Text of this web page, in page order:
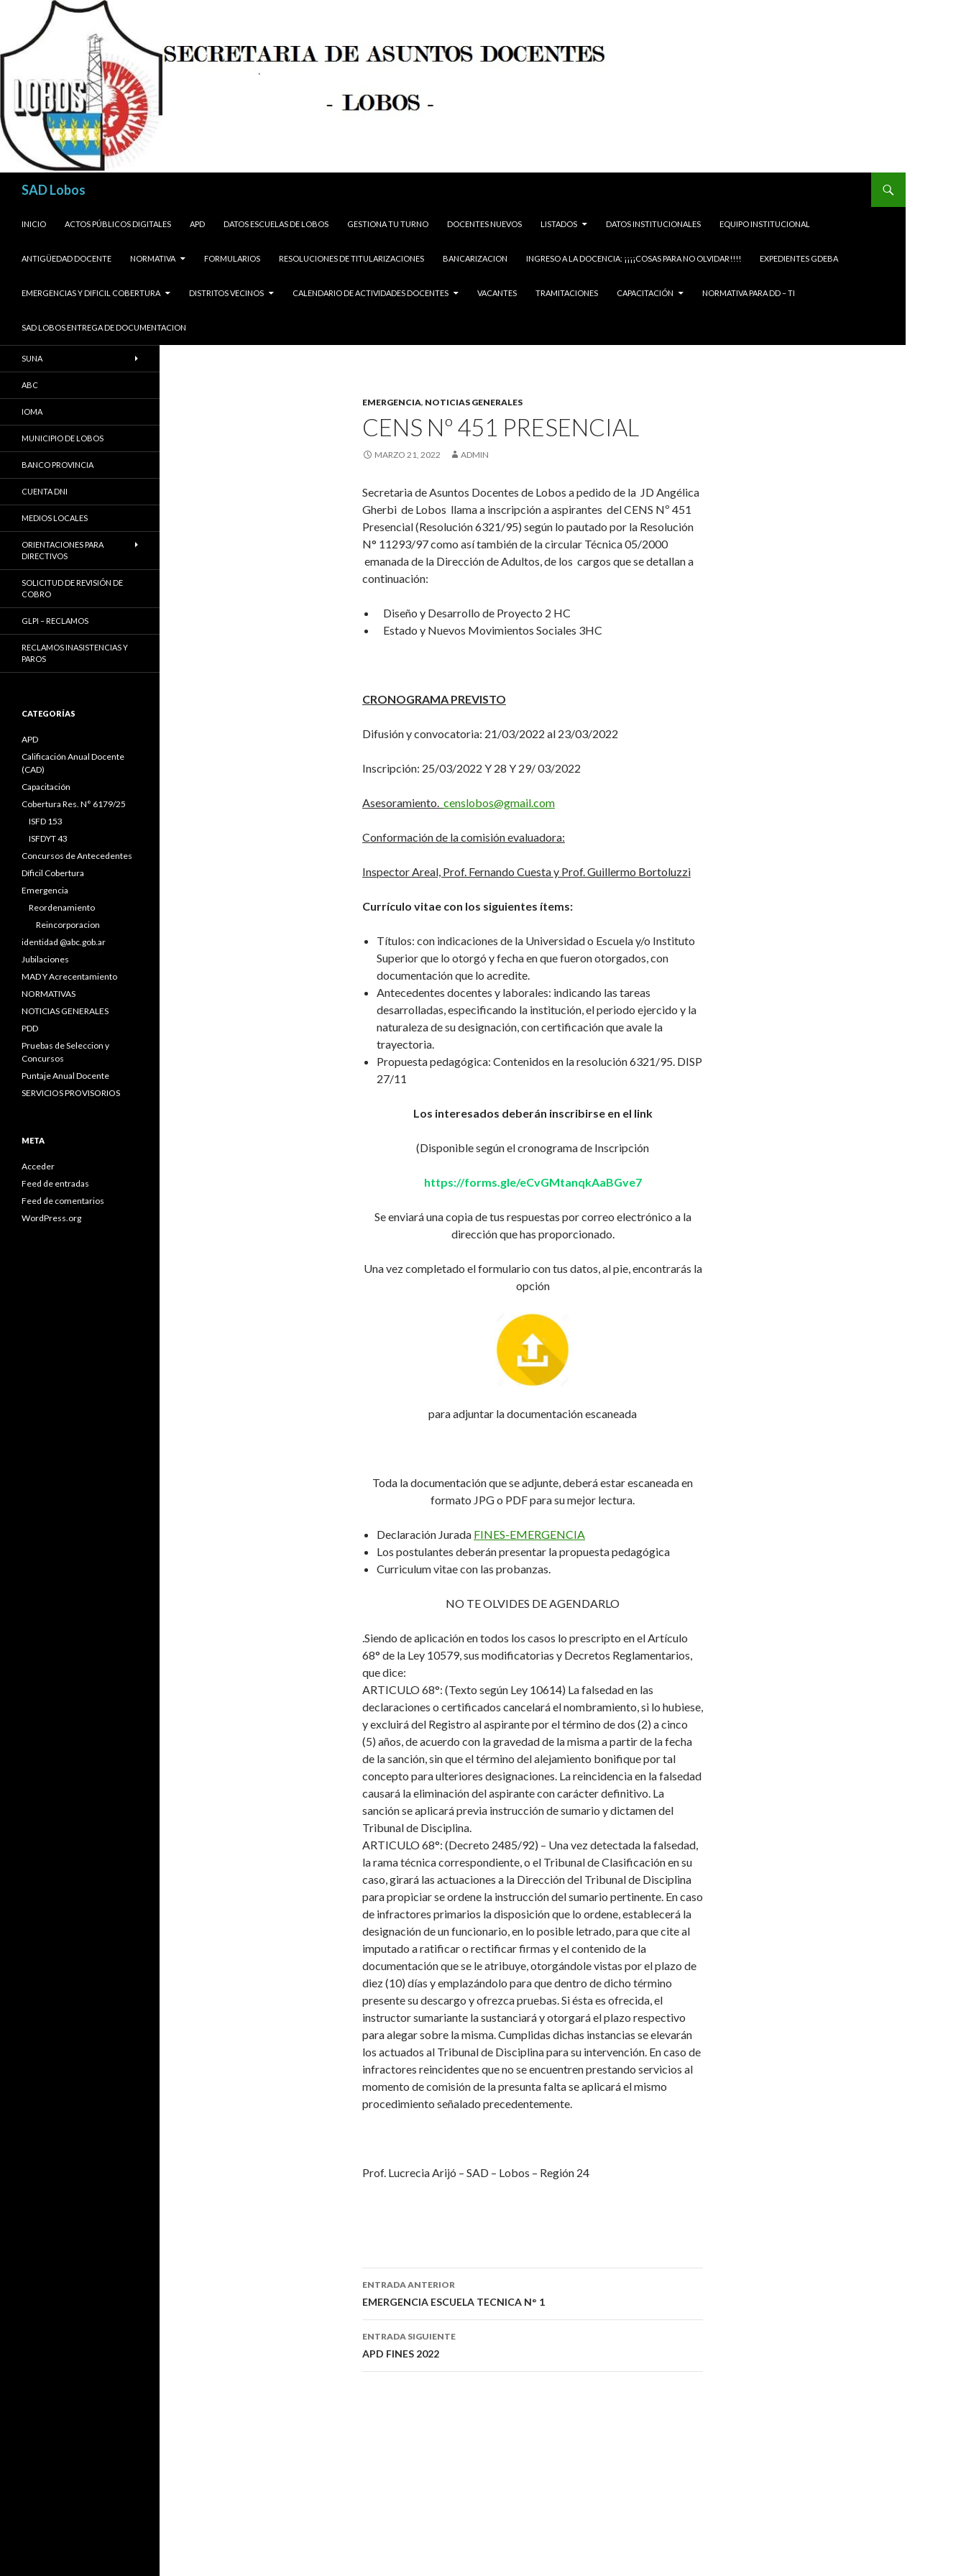
SAD Lobos
INICIO
ACTOS PÚBLICOS DIGITALES APD DATOS ESCUELAS DE LOBOS GESTIONA TU TURNO DOCENTES NUEVOS LISTADOS DATOS INSTITUCIONALES EQUIPO INSTITUCIONAL
ANTIGÜEDAD DOCENTE NORMATIVA FORMULARIOS RESOLUCIONES DE TITULARIZACIONES BANCARIZACION INGRESO A LA DOCENCIA: ¡¡¡¡COSAS PARA NO OLVIDAR!!!! EXPEDIENTES GDEBA
EMERGENCIAS Y DIFICIL COBERTURA DISTRITOS VECINOS CALENDARIO DE ACTIVIDADES DOCENTES VACANTES TRAMITACIONES CAPACITACIÓN NORMATIVA PARA DD – TI
SAD LOBOS ENTREGA DE DOCUMENTACION
EMERGENCIA, NOTICIAS GENERALES
CENS Nº 451 PRESENCIAL
MARZO 21, 2022 ADMIN
Secretaria de Asuntos Docentes de Lobos a pedido de la JD Angélica
Gherbi de Lobos llama a inscripción a aspirantes del CENS Nº 451
Presencial (Resolución 6321/95) según lo pautado por la Resolución
N° 11293/97 como así también de la circular Técnica 05/2000
emanada de la Dirección de Adultos, de los cargos que se detallan a
continuación:
Diseño y Desarrollo de Proyecto 2 HC
Estado y Nuevos Movimientos Sociales 3HC
CRONOGRAMA PREVISTO
Difusión y convocatoria: 21/03/2022 al 23/03/2022
Inscripción: 25/03/2022 Y 28 Y 29/ 03/2022
Asesoramiento. censlobos@gmail.com
Conformación de la comisión evaluadora:
Inspector Areal, Prof. Fernando Cuesta y Prof. Guillermo Bortoluzzi
Currículo vitae con los siguientes ítems:
Títulos: con indicaciones de la Universidad o Escuela y/o Instituto
Superior que lo otorgó y fecha en que fueron otorgados, con
documentación que lo acredite.
Antecedentes docentes y laborales: indicando las tareas
desarrolladas, especificando la institución, el periodo ejercido y la
naturaleza de su designación, con certificación que avale la
trayectoria.
Propuesta pedagógica: Contenidos en la resolución 6321/95. DISP
27/11
Los interesados deberán inscribirse en el link
(Disponible según el cronograma de Inscripción
https://forms.gle/eCvGMtanqkAaBGve7
Se enviará una copia de tus respuestas por correo electrónico a la
dirección que has proporcionado.
Una vez completado el formulario con tus datos, al pie, encontrarás la
opción
para adjuntar la documentación escaneada
Toda la documentación que se adjunte, deberá estar escaneada en
formato JPG o PDF para su mejor lectura.
Declaración Jurada FINES-EMERGENCIA
Los postulantes deberán presentar la propuesta pedagógica
Curriculum vitae con las probanzas.
NO TE OLVIDES DE AGENDARLO
.Siendo de aplicación en todos los casos lo prescripto en el Artículo
68° de la Ley 10579, sus modificatorias y Decretos Reglamentarios,
que dice:
ARTICULO 68°: (Texto según Ley 10614) La falsedad en las
declaraciones o certificados cancelará el nombramiento, si lo hubiese,
y excluirá del Registro al aspirante por el término de dos (2) a cinco
(5) años, de acuerdo con la gravedad de la misma a partir de la fecha
de la sanción, sin que el término del alejamiento bonifique por tal
concepto para ulteriores designaciones. La reincidencia en la falsedad
causará la eliminación del aspirante con carácter definitivo. La
sanción se aplicará previa instrucción de sumario y dictamen del
Tribunal de Disciplina.
ARTICULO 68°: (Decreto 2485/92) – Una vez detectada la falsedad,
la rama técnica correspondiente, o el Tribunal de Clasificación en su
caso, girará las actuaciones a la Dirección del Tribunal de Disciplina
para propiciar se ordene la instrucción del sumario pertinente. En caso
de infractores primarios la disposición que lo ordene, establecerá la
designación de un funcionario, en lo posible letrado, para que cite al
imputado a ratificar o rectificar firmas y el contenido de la
documentación que se le atribuye, otorgándole vistas por el plazo de
diez (10) días y emplazándolo para que dentro de dicho término
presente su descargo y ofrezca pruebas. Si ésta es ofrecida, el
instructor sumariante la sustanciará y otorgará el plazo respectivo
para alegar sobre la misma. Cumplidas dichas instancias se elevarán
los actuados al Tribunal de Disciplina para su intervención. En caso de
infractores reincidentes que no se encuentren prestando servicios al
momento de comisión de la presunta falta se aplicará el mismo
procedimiento señalado precedentemente.
Prof. Lucrecia Arijó – SAD – Lobos – Región 24
Navegación
de
entradas
ENTRADA ANTERIOR
EMERGENCIA ESCUELA TECNICA N° 1
ENTRADA SIGUIENTE
APD FINES 2022
SUNA
ABC
IOMA
MUNICIPIO DE LOBOS
BANCO PROVINCIA
CUENTA DNI
MEDIOS LOCALES
ORIENTACIONES PARA
DIRECTIVOS
SOLICITUD DE REVISIÓN DE
COBRO
GLPI – RECLAMOS
RECLAMOS INASISTENCIAS Y
PAROS
CATEGORÍAS
APD
Calificación Anual Docente
(CAD)
Capacitación
Cobertura Res. N° 6179/25
ISFD 153
ISFDYT 43
Concursos de Antecedentes
Díficil Cobertura
Emergencia
Reordenamiento
Reincorporacion
identidad @abc.gob.ar
Jubilaciones
MAD Y Acrecentamiento
NORMATIVAS
NOTICIAS GENERALES
PDD
Pruebas de Seleccion y
Concursos
Puntaje Anual Docente
SERVICIOS PROVISORIOS
META
Acceder
Feed de entradas
Feed de comentarios
WordPress.org